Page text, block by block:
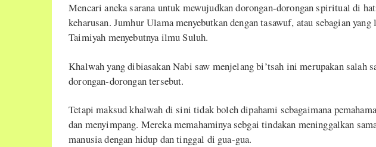
Mencari aneka sarana untuk mewujudkan dorongan-dorongan spiritual di
keharusan. Jumhur Ulama menyebutkan dengan tasawuf, atau sebagian
Taimiyah menyebutnya ilmu Suluh.
Khalwah yang dibiasakan Nabi saw menjelang bi’tsah ini merupakan salah
dorongan-dorongan tersebut.
Tetapi maksud khalwah di sini tidak boleh dipahami sebagaimana
dan menyimpang. Mereka memahaminya sebgai tindakan meninggalkan
manusia dengan hidup dan tinggal di gua-gua.